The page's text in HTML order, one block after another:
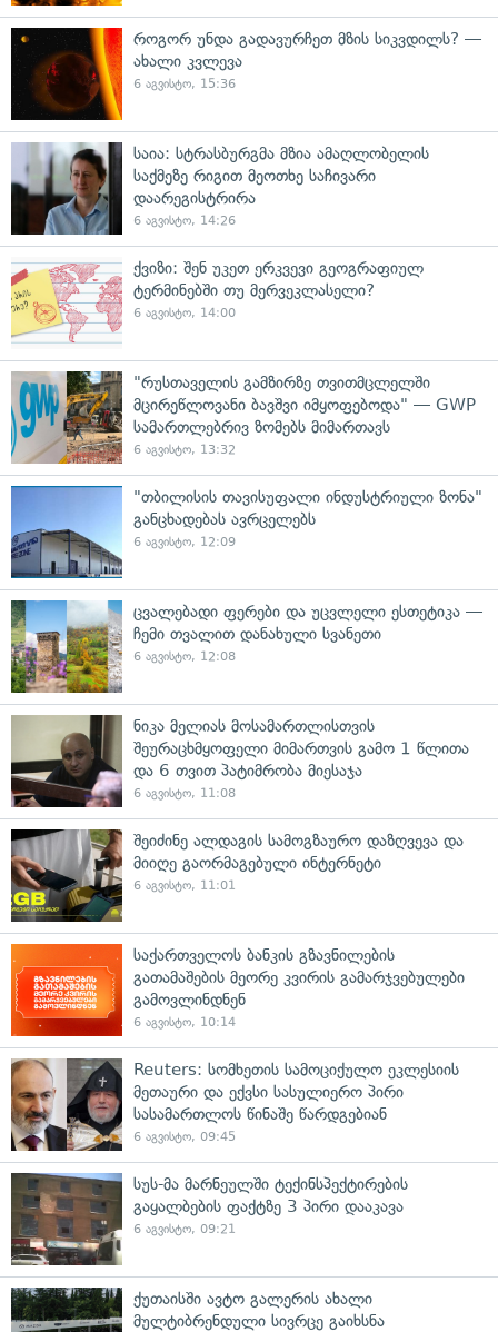
როგორ უნდა გადავურჩეთ მზის სიკვდილს? —
ახალი კვლევა
6 აგვისტო, 15:36
საია: სტრასბურგმა მზია ამაღლობელის
საქმეზე რიგით მეოთხე საჩივარი
დაარეგისტრირა
6 აგვისტო, 14:26
ქვიზი: შენ უკეთ ერკვევი გეოგრაფიულ
ტერმინებში თუ მერვეკლასელი?
6 აგვისტო, 14:00
"რუსთაველის გამზირზე თვითმცლელში
მცირეწლოვანი ბავშვი იმყოფებოდა" — GWP
სამართლებრივ ზომებს მიმართავს
6 აგვისტო, 13:32
"თბილისის თავისუფალი ინდუსტრიული ზონა"
განცხადებას ავრცელებს
6 აგვისტო, 12:09
ცვალებადი ფერები და უცვლელი ესთეტიკა —
ჩემი თვალით დანახული სვანეთი
6 აგვისტო, 12:08
ნიკა მელიას მოსამართლისთვის
შეურაცხმყოფელი მიმართვის გამო 1 წლითა
და 6 თვით პატიმრობა მიესაჯა
6 აგვისტო, 11:08
შეიძინე ალდაგის სამოგზაურო დაზღვევა და
მიიღე გაორმაგებული ინტერნეტი
6 აგვისტო, 11:01
საქართველოს ბანკის გზავნილების
გათამაშების მეორე კვირის გამარჯვებულები
გამოვლინდნენ
6 აგვისტო, 10:14
Reuters: სომხეთის სამოციქულო ეკლესიის
მეთაური და ექვსი სასულიერო პირი
სასამართლოს წინაშე წარდგებიან
6 აგვისტო, 09:45
სუს-მა მარნეულში ტექინსპექტირების
გაყალბების ფაქტზე 3 პირი დააკავა
6 აგვისტო, 09:21
ქუთაისში ავტო გალერის ახალი
მულტიბრენდული სივრცე გაიხსნა